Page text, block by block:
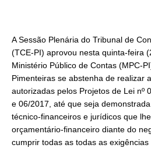
A Sessão Plenária do Tribunal de
(TCE-PI) aprovou nesta quinta-feira
Ministério Público de Contas (MPC-
Pimenteiras se abstenha de realizar
autorizadas pelos Projetos de Lei nº
e 06/2017, até que seja
técnico-financeiros e jurídicos que
orçamentário-financeiro diante do
cumprir todas as todas as